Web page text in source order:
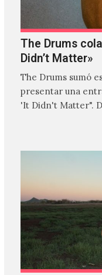
The Drums
Didn’t Matter»
The Drums sumó
presentar una
'It Didn't Matter".